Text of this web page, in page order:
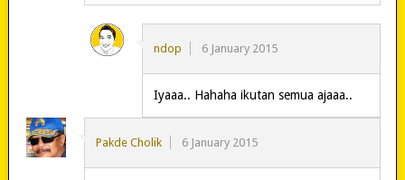
ndop 6 January 2015
Iyaaa.. Hahaha ikutan semua ajaaa..
Pakde Cholik 6 January 2015